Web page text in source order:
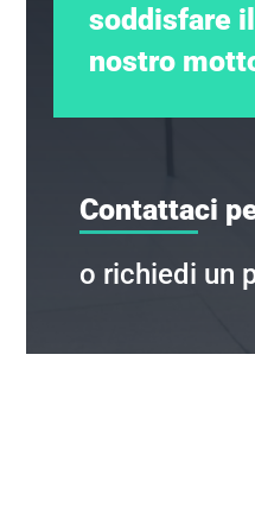
soddisfare
nostro
Contattaci
o richiedi un